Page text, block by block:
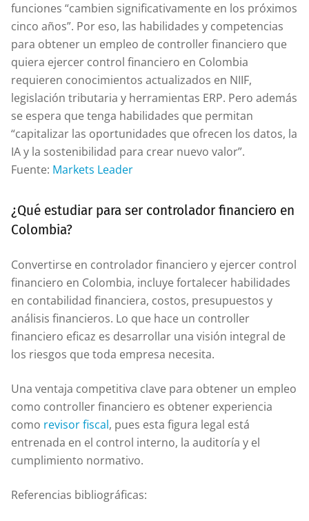
funciones “cambien significativamente en los próximos
cinco años”. Por eso, las habilidades y competencias
para obtener un empleo de controller financiero que
quiera ejercer control financiero en Colombia
requieren conocimientos actualizados en NIIF,
legislación tributaria y herramientas ERP. Pero además
se espera que tenga habilidades que permitan
“capitalizar las oportunidades que ofrecen los datos, la
IA y la sostenibilidad para crear nuevo valor”.
Fuente: Markets Leader
¿Qué estudiar para ser controlador financiero en
Colombia?
Convertirse en controlador financiero y ejercer control
financiero en Colombia, incluye fortalecer habilidades
en contabilidad financiera, costos, presupuestos y
análisis financieros. Lo que hace un controller
financiero eficaz es desarrollar una visión integral de
los riesgos que toda empresa necesita.
Una ventaja competitiva clave para obtener un empleo
como controller financiero es obtener experiencia
como revisor fiscal, pues esta figura legal está
entrenada en el control interno, la auditoría y el
cumplimiento normativo.
Referencias bibliográficas: